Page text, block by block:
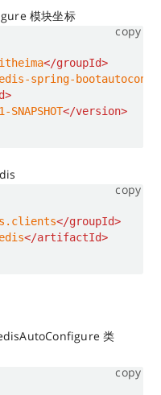
模块坐标
copy
</groupId>
spring-
>
</version>
copy
</groupId>
</artifactId>
类
copy